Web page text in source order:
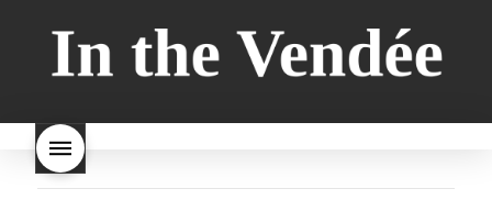
wat is melkbrood
zijn melk
brood en brioche hetzelfde
brood
verkocht
is Beaujolais
Nouveau een fruitige wijn
kooldioxiderijke omgeving.
Nouveau naar? wat is